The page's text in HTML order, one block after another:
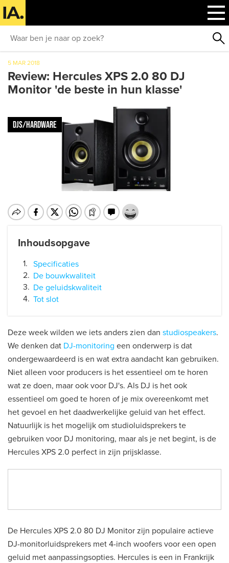
5 MAR 2018
Review: Hercules XPS 2.0 80 DJ
Monitor 'de beste in hun klasse'
DJS/HARDWARE
Inhoudsopgave
Specificaties
De bouwkwaliteit
De geluidskwaliteit
Tot slot
Deze week wilden we iets anders zien dan studiospeakers.
We denken dat DJ-monitoring een onderwerp is dat
ondergewaardeerd is en wat extra aandacht kan gebruiken.
Niet alleen voor producers is het essentieel om te horen
wat ze doen, maar ook voor DJ's. Als DJ is het ook
essentieel om goed te horen of je mix overeenkomt met
het gevoel en het daadwerkelijke geluid van het effect.
Natuurlijk is het mogelijk om studioluidsprekers te
gebruiken voor DJ monitoring, maar als je net begint, is de
Hercules XPS 2.0 perfect in zijn prijsklasse.
De Hercules XPS 2.0 80 DJ Monitor zijn populaire actieve
DJ-monitorluidsprekers met 4-inch woofers voor een open
geluid met aanpassingsopties. Hercules is een in Frankrijk